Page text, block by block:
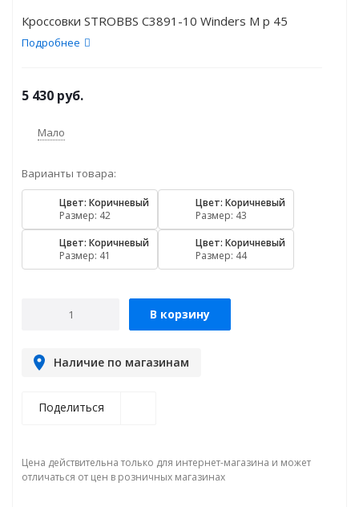
Кроссовки STROBBS C3891-10 Winders M р 45
Подробнее
5 430 руб.
Мало
Варианты товара:
Цвет: Коричневый
Размер: 42
Цвет: Коричневый
Размер: 43
Цвет: Коричневый
Размер: 41
Цвет: Коричневый
Размер: 44
В корзину
Наличие по магазинам
Поделиться
Цена действительна только для интернет-магазина и может
отличаться от цен в розничных магазинах